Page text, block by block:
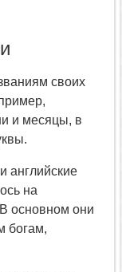
своих
и месяцы, в
английские
на
основном они
богам,